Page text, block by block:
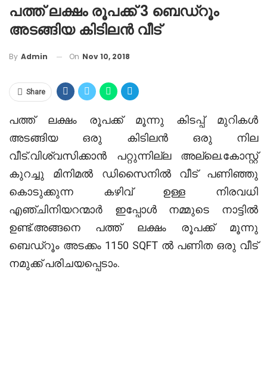
പത്ത് ലക്ഷം രൂപക്ക് 3 ബെഡ്‌റൂം
അടങ്ങിയ കിടിലൻ വീട്
By Admin On Nov 10, 2018
Share
പത്ത് ലക്ഷം രൂപക്ക് മൂന്നു കിടപ്പ് മുറികൾ
അടങ്ങിയ ഒരു കിടിലൻ ഒരു നില
വീട്.വിശ്വസിക്കാൻ പറ്റുന്നില്ല അല്ലെ.കോസ്റ്റ്
കുറച്ചു മിനിമൽ ഡിസൈനിൽ വീട് പണിഞ്ഞു
കൊടുക്കുന്ന കഴിവ് ഉള്ള നിരവധി
എഞ്ചിനിയറന്മാർ ഇപ്പോൾ നമ്മുടെ നാട്ടിൽ
ഉണ്ട്.അങ്ങനെ പത്ത് ലക്ഷം രൂപക്ക് മൂന്നു
ബെഡ്‌റൂം അടക്കം 1150 SQFT ൽ പണിത ഒരു വീട്
നമുക്ക് പരിചയപ്പെടാം.